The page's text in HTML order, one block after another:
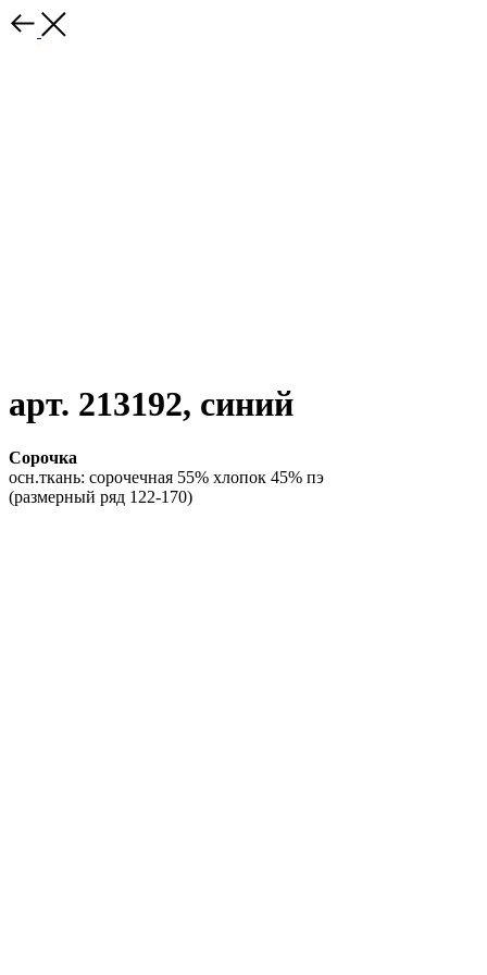
арт. 213192, синий
Сорочка
осн.ткань: сорочечная 55% хлопок 45% пэ
(размерный ряд 122-170)